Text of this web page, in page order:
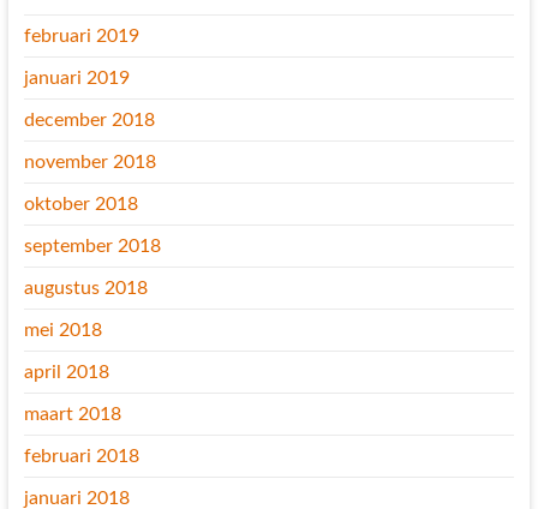
februari 2019
januari 2019
december 2018
november 2018
oktober 2018
september 2018
augustus 2018
mei 2018
april 2018
maart 2018
februari 2018
januari 2018